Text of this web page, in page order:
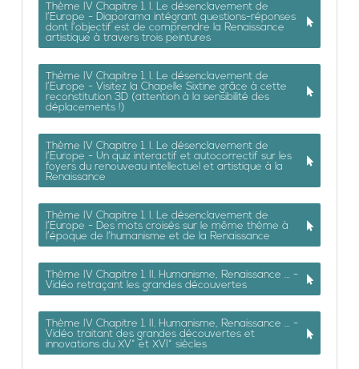
Thème IV Chapitre 1. I. Le désenclavement de
l’Europe - Diaporama intégrant questions-réponses
dont l’objectif est de comprendre la Renaissance
artistique à travers trois peintures
Thème IV Chapitre 1. I. Le désenclavement de
l’Europe - Visitez la Chapelle Sixtine grâce à cette
reconstitution 3D (attention à la sensibilité des
déplacements !)
Thème IV Chapitre 1. I. Le désenclavement de
l’Europe - Un quiz interactif et autocorrectif sur les
foyers du renouveau intellectuel et artistique à la
Renaissance
Thème IV Chapitre 1. I. Le désenclavement de
l’Europe - Des mots croisés sur le même thème à
l’époque de l’humanisme et de la Renaissance
Thème IV Chapitre 1. II. Humanisme, Renaissance … -
Vidéo retraçant les grandes découvertes
Thème IV Chapitre 1. II. Humanisme, Renaissance … -
Vidéo traitant des grandes découvertes et
innovations du XV° et XVI° siècles